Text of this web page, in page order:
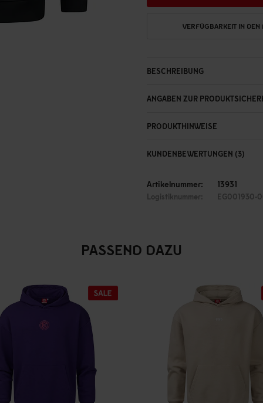
VERFÜGBARKEIT IN
BESCHREIBUNG
ANGABEN ZUR
PRODUKTHINWEISE
KUNDENBEWERTUNGEN (3)
Artikelnummer: 13931
Logistiknummer: EG001930-
PASSEND DAZU